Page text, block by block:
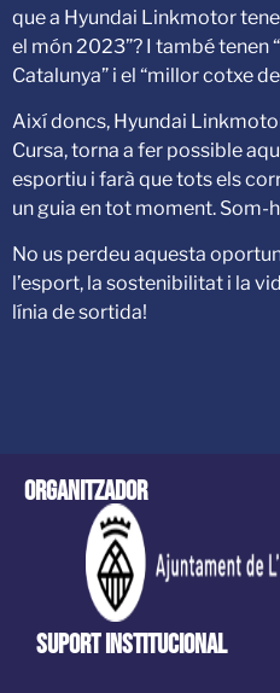
que a Hyundai Linkmotor
el món 2023”? I també tenen
Catalunya” i el “millor cotxe
Així doncs, Hyundai
Cursa, torna a fer possible
esportiu i farà que tots els
un guia en tot moment. Som-
No us perdeu aquesta
l’esport, la sostenibilitat i la
línia de sortida!
Organitzador
Suport Institucional